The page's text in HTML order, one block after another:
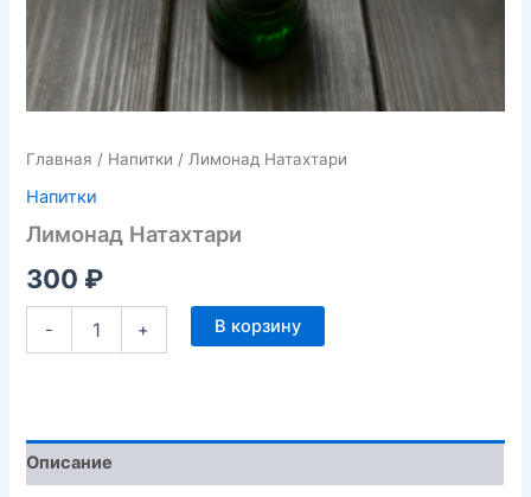
Главная / Напитки / Лимонад Натахтари
Напитки
Лимонад Натахтари
300 ₽
- + В корзину
Описание